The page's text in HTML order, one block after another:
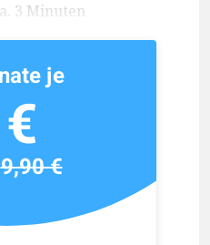
3 Minuten
je
9,90 €